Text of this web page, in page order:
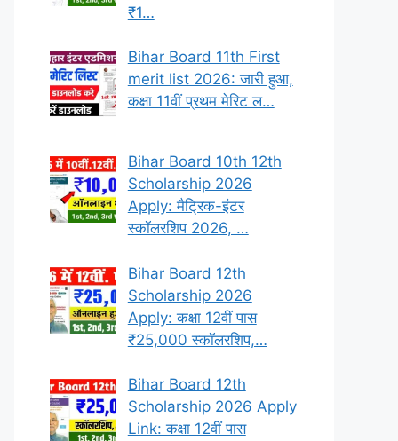
₹1…
Bihar Board 11th First
merit list 2026: जारी हुआ,
कक्षा 11वीं प्रथम मेरिट ल…
Bihar Board 10th 12th
Scholarship 2026
Apply: मैट्रिक-इंटर
स्कॉलरशिप 2026, …
Bihar Board 12th
Scholarship 2026
Apply: कक्षा 12वीं पास
₹25,000 स्कॉलरशिप,…
Bihar Board 12th
Scholarship 2026 Apply
Link: कक्षा 12वीं पास